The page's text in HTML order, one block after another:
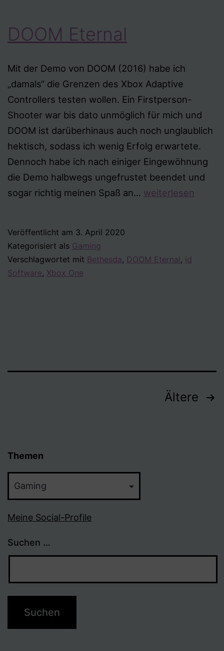
DOOM Eternal
Mit der Demo von DOOM (2016) habe ich
„damals“ die Grenzen des Xbox Adaptive
Controllers testen wollen. Ein Firstperson-
Shooter war bis dato unmöglich für mich und
DOOM ist darüberhinaus auch noch unglaublich
hektisch, sodass ich wenig Erfolg erwartete.
Dennoch habe ich nach einiger Eingewöhnung
die Demo halbwegs ungefrustet beendet und
sogar richtig meinen Spaß an… DOOM
weiterlesen
Veröffentlicht am 3. April 2020
Kategorisiert als Gaming
Verschlagwortet mit Bethesda, DOOM Eternal, id
Software, Xbox One
Seitennummerierung
Ältere
Themen
Meine Social-Profile
Suchen …